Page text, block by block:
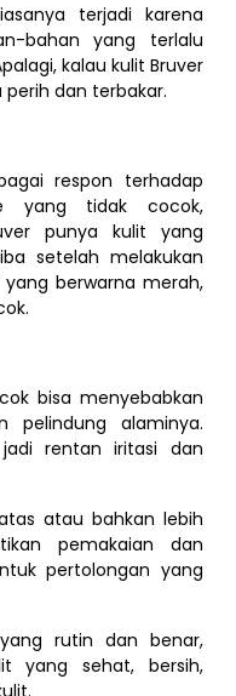
terjadi karena
bahan yang terlalu
kalau kulit Bruver
dan terbakar.
respon terhadap
yang tidak cocok,
punya kulit yang
setelah melakukan
berwarna merah,
bisa menyebabkan
pelindung alaminya.
rentan iritasi dan
atau bahkan lebih
pemakaian dan
pertolongan yang
rutin dan benar,
yang sehat, bersih,